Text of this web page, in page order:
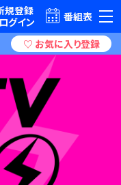
『ワクティ』
番組表